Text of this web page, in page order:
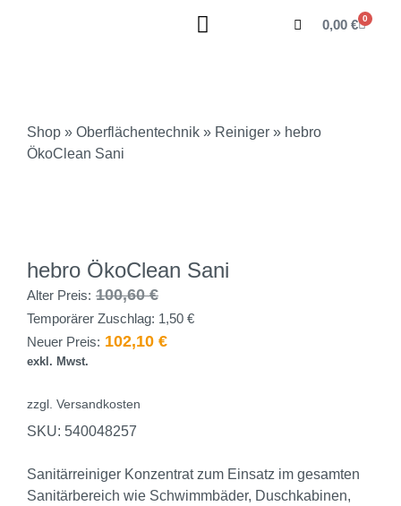
0,00 € 0
Shop » Oberflächentechnik » Reiniger » hebro
ÖkoClean Sani
hebro ÖkoClean Sani
Alter Preis: 100,60€
Temporärer Zuschlag: 1,50 €
Neuer Preis: 102,10 €
exkl. Mwst.
zzgl. Versandkosten
SKU: 540048257
Sanitärreiniger Konzentrat zum Einsatz im gesamten
Sanitärbereich wie Schwimmbäder, Duschkabinen,